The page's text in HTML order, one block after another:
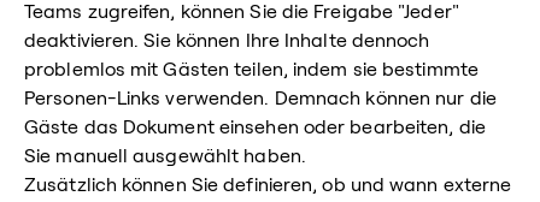
Teams zugreifen, können Sie die Freigabe "Jeder"
deaktivieren. Sie können Ihre Inhalte dennoch
problemlos mit Gästen teilen, indem sie bestimmte
Personen-Links verwenden. Demnach können nur die
Gäste das Dokument einsehen oder bearbeiten, die
Sie manuell ausgewählt haben.
Zusätzlich können Sie definieren, ob und wann externe